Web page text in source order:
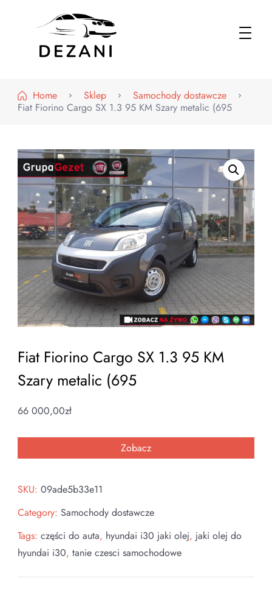
Home
Sklep
Samochody dostawcze
Fiat Fiorino Cargo SX 1.3 95 KM Szary metalic (695
Fiat Fiorino Cargo SX 1.3 95 KM
Szary metalic (695
66 000,00zł
Zobacz
SKU: 09ade5b33e11
Category: Samochody dostawcze
Tags: części do auta, hyundai i30 jaki olej, jaki olej do
hyundai i30, tanie czesci samochodowe